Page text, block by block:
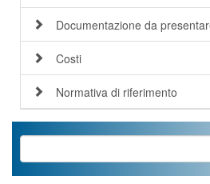
Documentazione da
Costi
Normativa di riferimento